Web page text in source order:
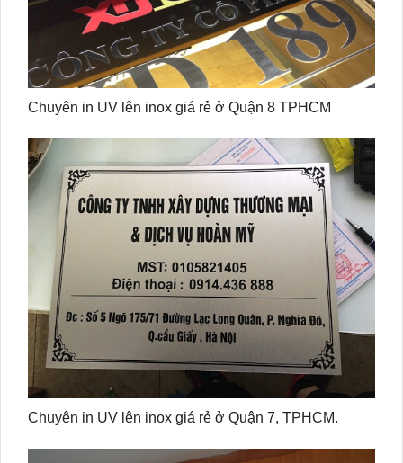
Chuyên in UV lên inox giá rẻ ở Quận 8 TPHCM
Chuyên in UV lên inox giá rẻ ở Quận 7, TPHCM.